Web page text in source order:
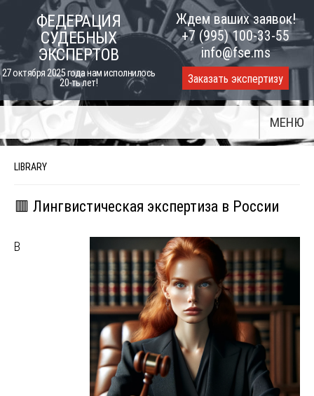
content
ФЕДЕРАЦИЯ
СУДЕБНЫХ
ЭКСПЕРТОВ
27 октября 2025 года нам исполнилось
20-ть лет!
Ждем ваших заявок!
+7 (995) 100-33-55
info@fse.ms
Заказать экспертизу
МЕНЮ
LIBRARY
🟥 Лингвистическая экспертиза в России
В